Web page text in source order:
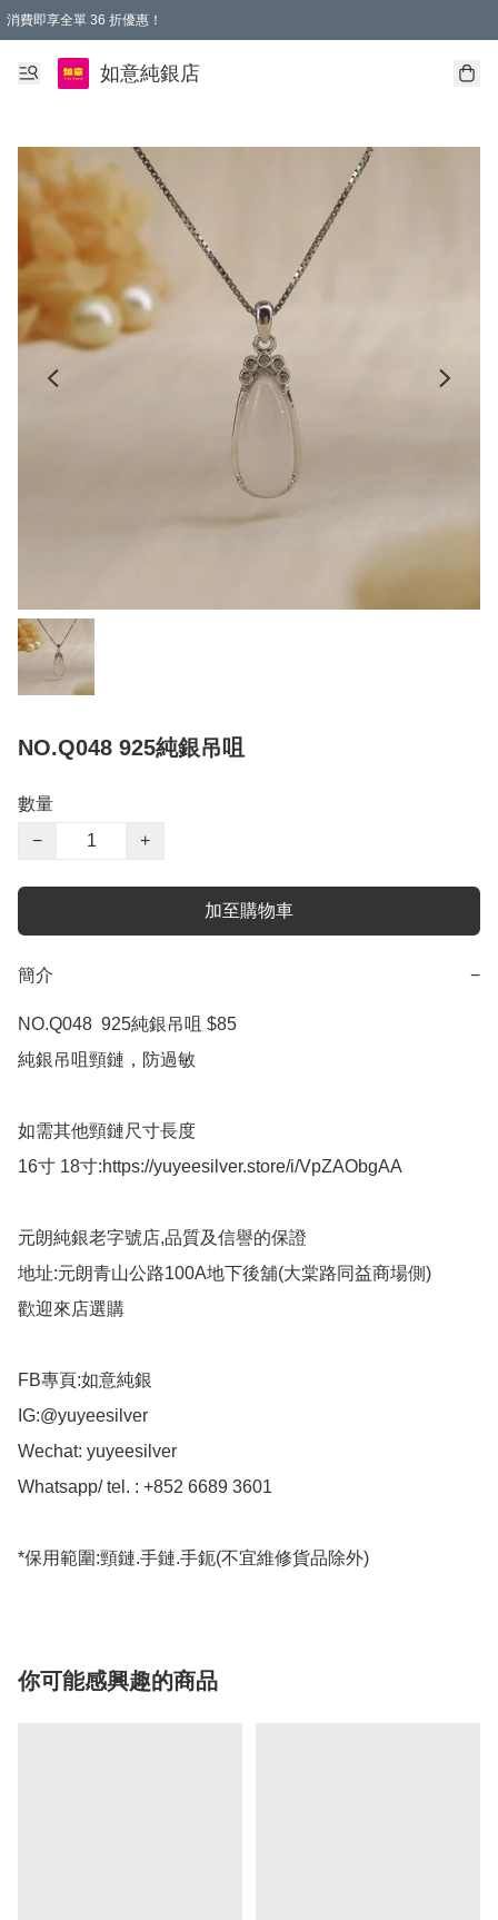
消費即享全單 36 折優惠！
購物满$50，全國包郵。Free shopping on orders over $50.
如意純銀店
NO.Q048 925純銀吊咀
數量
−
+
加至購物車
簡介 −
NO.Q048  925純銀吊咀 $85
純銀吊咀頸鏈，防過敏
如需其他頸鏈尺寸長度
16寸 18寸:https://yuyeesilver.store/i/VpZAObgAA
元朗純銀老字號店,品質及信譽的保證
地址:元朗青山公路100A地下後舖(大棠路同益商場側)
歡迎來店選購
FB專頁:如意純銀
IG:@yuyeesilver
Wechat: yuyeesilver
Whatsapp/ tel. : +852 6689 3601
*保用範圍:頸鏈.手鏈.手鈪(不宜維修貨品除外)
你可能感興趣的商品